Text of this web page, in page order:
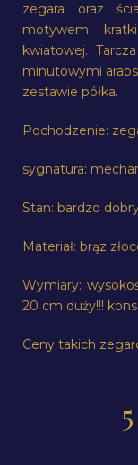
zegara oraz
motywem
kwiatowej.
minutowymi
zestawie półka.
Pochodzenie:
sygnatura:
Stan: bardzo
Materiał: brąz
Wymiary:
20 cm duży!!!
Ceny takich